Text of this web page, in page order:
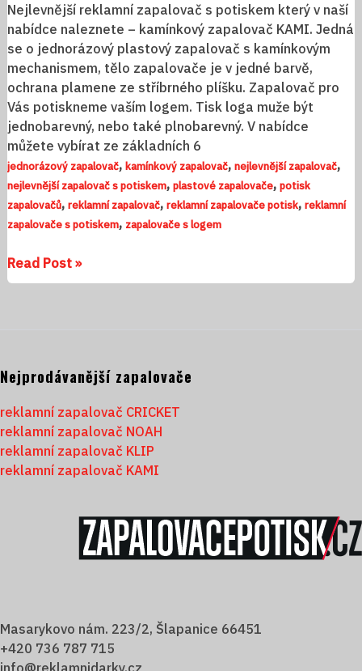
Nejlevnější reklamní zapalovač s potiskem který v naší
nabídce naleznete – kamínkový zapalovač KAMI. Jedná
se o jednorázový plastový zapalovač s kamínkovým
mechanismem, tělo zapalovače je v jedné barvě,
ochrana plamene ze stříbrného plíšku. Zapalovač pro
Vás potiskneme vaším logem. Tisk loga muže být
jednobarevný, nebo také plnobarevný. V nabídce
můžete vybírat ze základních 6
jednorázový zapalovač, kamínkový zapalovač, nejlevnější zapalovač,
nejlevnější zapalovač s potiskem, plastové zapalovače, potisk
zapalovačů, reklamní zapalovač, reklamní zapalovače potisk, reklamní
zapalovače s potiskem, zapalovače s logem
Read Post »
Nejprodávanější zapalovače
reklamní zapalovač CRICKET
reklamní zapalovač NOAH
reklamní zapalovač KLIP
reklamní zapalovač KAMI
Masarykovo nám. 223/2, Šlapanice 66451
+420 736 787 715